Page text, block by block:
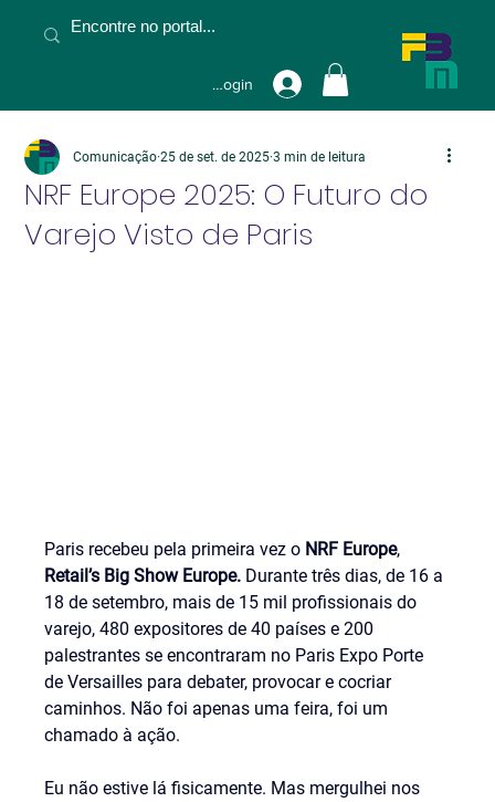
Fazer Login
NRF Europe 2025: O Futuro do
Varejo Visto de Paris
Comunicação 25 de set. de 2025 3 min de leitura
Paris recebeu pela primeira vez o NRF Europe,
Retail’s Big Show Europe. Durante três dias, de 16 a
18 de setembro, mais de 15 mil profissionais do
varejo, 480 expositores de 40 países e 200
palestrantes se encontraram no Paris Expo Porte
de Versailles para debater, provocar e cocriar
caminhos. Não foi apenas uma feira, foi um
chamado à ação.
Eu não estive lá fisicamente. Mas mergulhei nos